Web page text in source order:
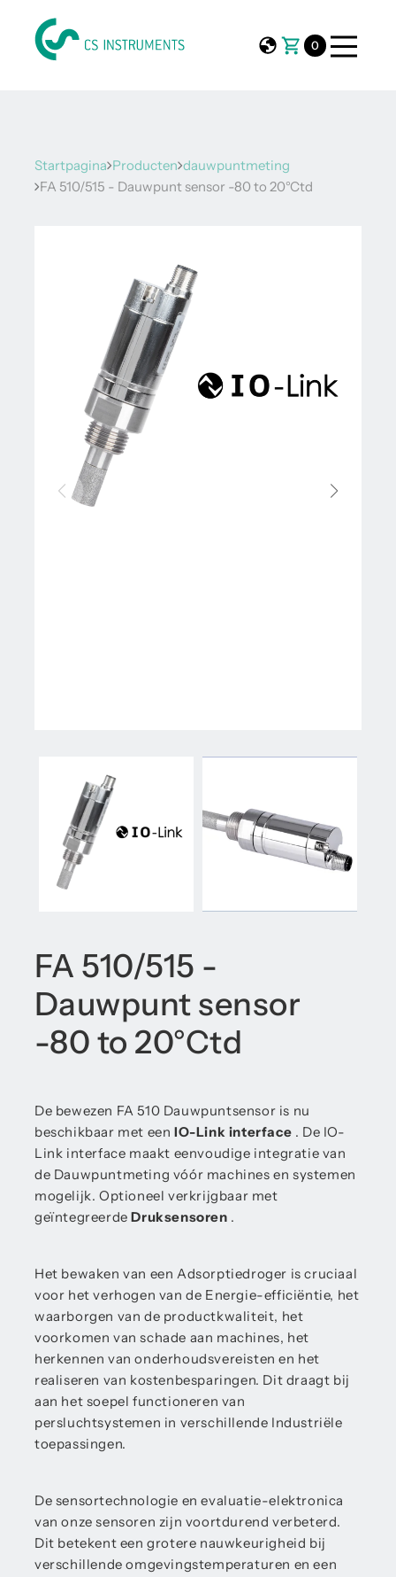
0
Startpagina Producten dauwpuntmeting
FA 510/515 - Dauwpunt sensor -80 to 20°Ctd
FA 510/515 -
Dauwpunt sensor
-80 to 20°Ctd
De bewezen FA 510 Dauwpuntsensor is nu
beschikbaar met een IO-Link interface . De IO-
Link interface maakt eenvoudige integratie van
de Dauwpuntmeting vóór machines en systemen
mogelijk. Optioneel verkrijgbaar met
geïntegreerdeDruksensoren .
Het bewaken van een Adsorptiedroger is cruciaal
voor het verhogen van de Energie-efficiëntie, het
waarborgen van de productkwaliteit, het
voorkomen van schade aan machines, het
herkennen van onderhoudsvereisten en het
realiseren van kostenbesparingen. Dit draagt bij
aan het soepel functioneren van
persluchtsystemen in verschillende Industriële
toepassingen.
De sensortechnologie en evaluatie-elektronica
van onze sensoren zijn voortdurend verbeterd.
Dit betekent een grotere nauwkeurigheid bij
verschillende omgevingstemperaturen en een